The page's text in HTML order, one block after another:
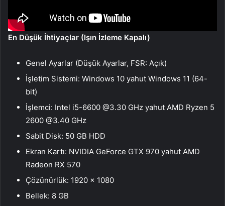
En Düşük İhtiyaçlar (Işın İzleme Kapalı)
Genel Ayarlar (Düşük Ayarlar, FSR: Açık)
İşletim Sistemi: Windows 10 yahut Windows 11 (64-
bit)
İşlemci: Intel i5-6600 @3.30 GHz yahut AMD Ryzen 5
2600 @3.40 GHz
Sabit Disk: 50 GB HDD
Ekran Kartı: NVIDIA GeForce GTX 970 yahut AMD
Radeon RX 570
Çözünürlük: 1920 x 1080
Bellek: 8 GB